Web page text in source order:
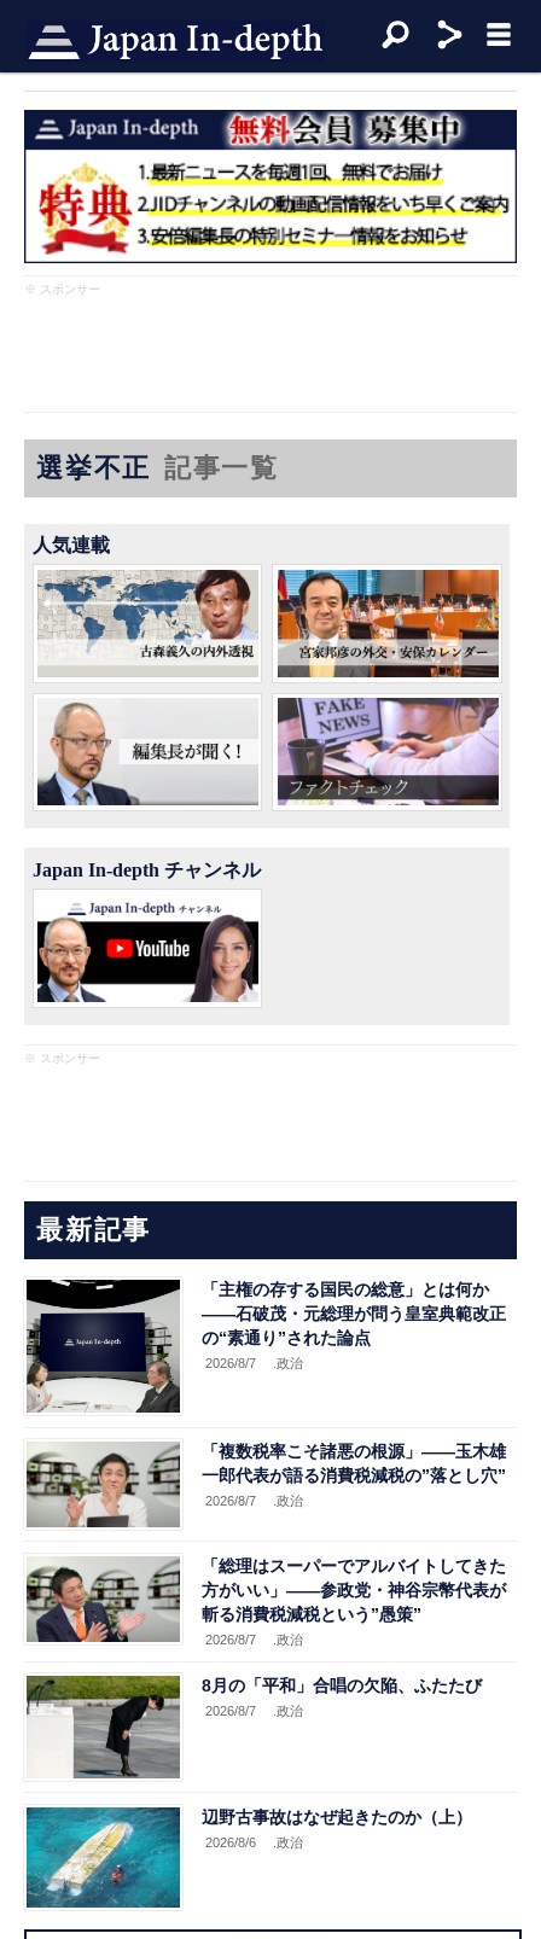
※ スポンサー
選挙不正 記事一覧
人気連載
Japan In-depth チャンネル
※ スポンサー
最新記事
「主権の存する国民の総意」とは何か
――石破茂・元総理が問う皇室典範改正
の“素通り”された論点
2026/8/7 .政治
「複数税率こそ諸悪の根源」――玉木雄
一郎代表が語る消費税減税の”落とし穴”
2026/8/7 .政治
「総理はスーパーでアルバイトしてきた
方がいい」――参政党・神谷宗幣代表が
斬る消費税減税という”愚策”
2026/8/7 .政治
8月の「平和」合唱の欠陥、ふたたび
2026/8/7 .政治
辺野古事故はなぜ起きたのか（上）
2026/8/6 .政治